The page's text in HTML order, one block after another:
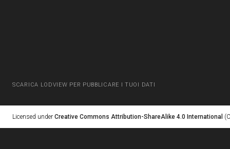
SCARICA LODVIEW PER PUBBLICARE I TUOI DATI
Licensed under Creative Commons Attribution-ShareAlike 4.0 International